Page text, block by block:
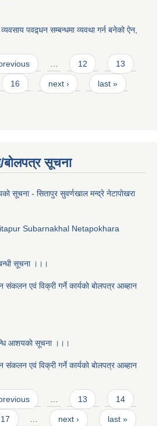
पवद्र्धन सम्बन्धमा व्यवथा गर्न बनेको ऐन,
12 13
16 next › last »
बोलपत्र सूचना
सूचना - सितापुर सुवर्णखाल मन्द्रे नेटापाेखरा
Subarnakhal Netapokhara
सूचना ।।।
संकलन एवं विक्री गर्ने कार्यकाे बाेलपत्र आब्हान
आशयकाे सूचना ।।।
संकलन एवं विक्री गर्ने कार्यकाे बाेलपत्र आब्हान
… 13 14
17 … next › last »